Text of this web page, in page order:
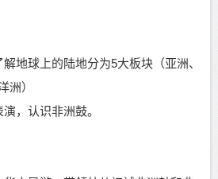
地球上的陆地分为5大板块（亚洲、
洲）
，认识非洲鼓。